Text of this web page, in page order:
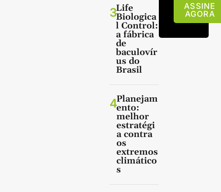
3Life
Biologica
l Control:
a fábrica
de
baculovír
us do
Brasil
4Planejam
ento:
melhor
estratégi
a contra
os
extremos
climático
s
ASSINE
AGORA